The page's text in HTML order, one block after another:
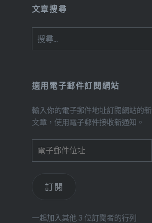
文章搜尋
搜
尋
字:
適用電子郵件訂閱網站
輸入你的電子郵件地址訂閱網站的新
文章，使用電子郵件接收新通知。
訂閱
一起加入其他 3 位訂閱者的行列